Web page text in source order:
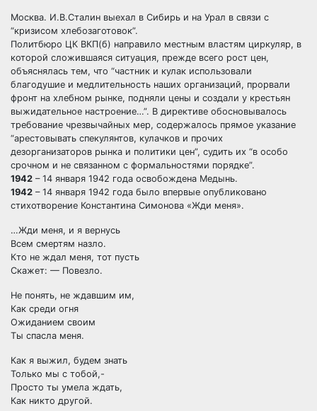
Москва. И.В.Сталин выехал в Сибирь и на Урал в связи с
“кризисом хлебозаготовок”.
Политбюро ЦК ВКП(б) направило местным властям циркуляр, в
которой сложившаяся ситуация, прежде всего рост цен,
объяснялась тем, что “частник и кулак использовали
благодушие и медлительность наших организаций, прорвали
фронт на хлебном рынке, подняли цены и создали у крестьян
выжидательное настроение…”. В директиве обосновывалось
требование чрезвычайных мер, содержалось прямое указание
“арестовывать спекулянтов, кулачков и прочих
дезорганизаторов рынка и политики цен”, судить их “в особо
срочном и не связанном с формальностями порядке”.
1942 – 14 января 1942 года освобождена Медынь.
1942 – 14 января 1942 года было впервые опубликовано
стихотворение Константина Симонова «Жди меня».
…Жди меня, и я вернусь
Всем смертям назло.
Кто не ждал меня, тот пусть
Скажет: — Повезло.
Не понять, не ждавшим им,
Как среди огня
Ожиданием своим
Ты спасла меня.
Как я выжил, будем знать
Только мы с тобой,-
Просто ты умела ждать,
Как никто другой.